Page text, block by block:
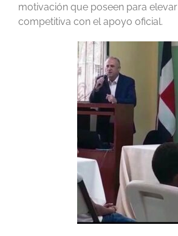
motivación que poseen para
competitiva con el apoyo oficial.